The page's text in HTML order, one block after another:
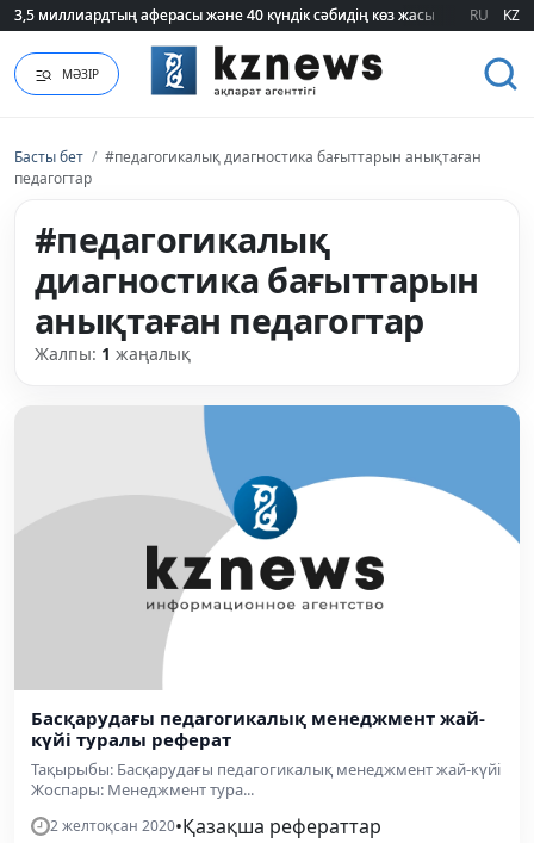
3,5 миллиардтың аферасы және 40 күндік сәбидің көз жасы:
3,5 миллиардтың аферасы және 40 күндік сәбидің көз жасы: RU KZ
МӘЗІР
Басты бет / #педагогикалық диагностика бағыттарын анықтаған
педагогтар
#педагогикалық
диагностика бағыттарын
анықтаған педагогтар
Жалпы: 1 жаңалық
Басқарудағы педагогикалық менеджмент жай-
күйі туралы реферат
Тақырыбы: Басқарудағы педагогикалық менеджмент жай-күйі
Жоспары: Менеджмент тура...
2 желтоқсан 2020•Қазақша рефераттар